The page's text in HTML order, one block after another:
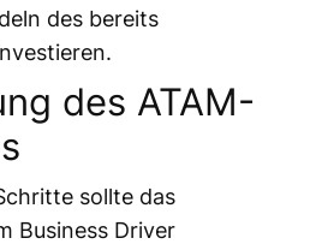
des bereits
des ATAM-
sollte das
Business Driver